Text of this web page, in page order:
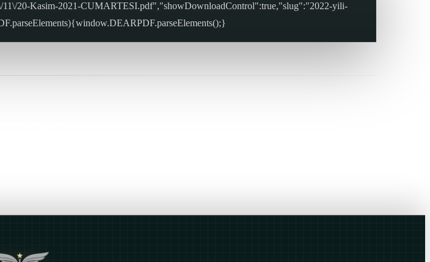
11\/20-Kasim-2021-CUMARTESI.pdf","showDownloadControl":true,"slug":"2022-yili-